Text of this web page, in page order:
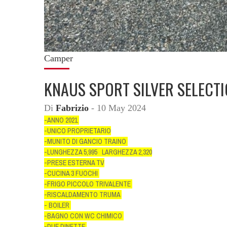
Camper
KNAUS SPORT SILVER
Di Fabrizio - 10 May 2024
-ANNO 2021
-UNICO PROPRIETARIO
-MUNITO DI GANCIO TRAINO
-LUNGHEZZA 5,995 LARGHEZZA 2,320
-PRESE ESTERNA TV
-CUCINA 3 FUOCHI
-FRIGO PICCOLO TRIVALENTE
-RISCALDAMENTO TRUMA
- BOILER
-BAGNO CON WC CHIMICO